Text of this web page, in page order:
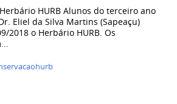
HURB Alunos do terceiro ano
Eliel da Silva Martins (Sapeaçu)
2018 o Herbário HURB. Os